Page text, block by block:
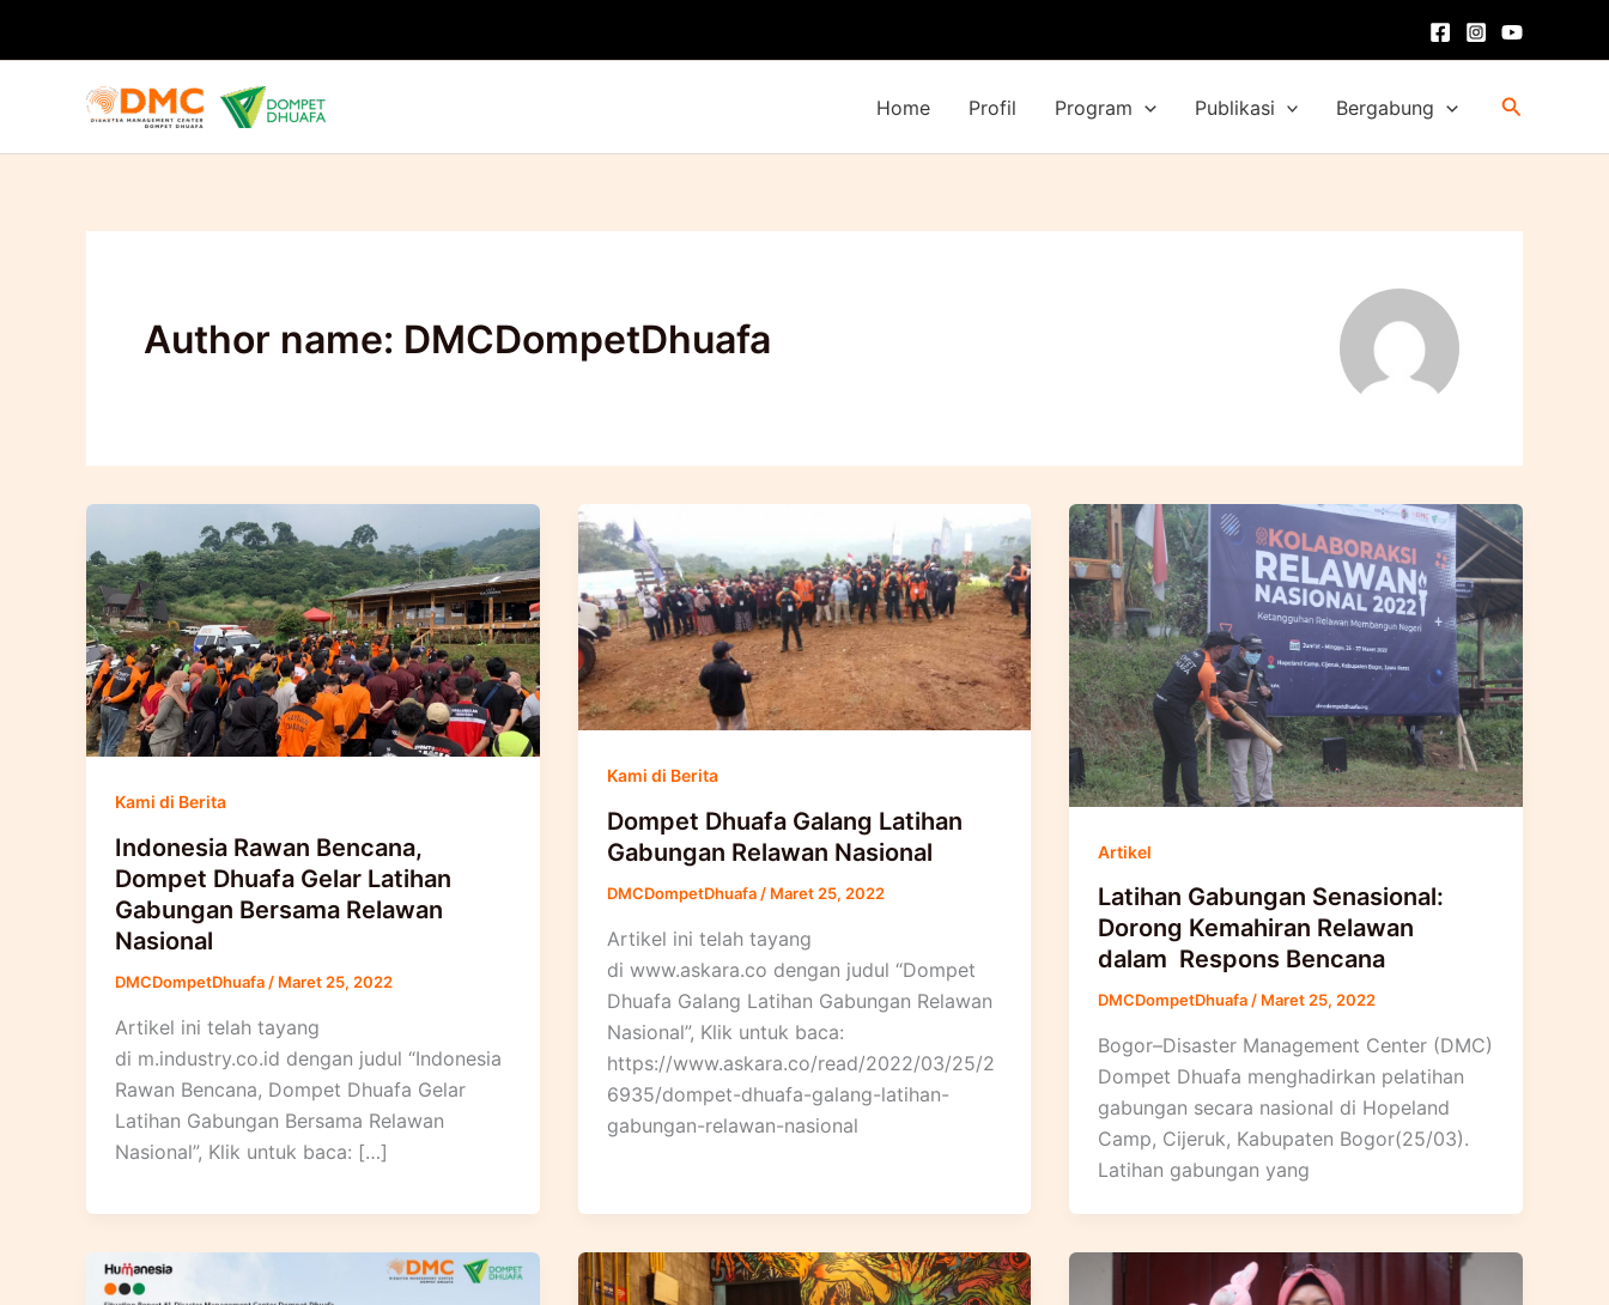
Home
Profil Program Publikasi Bergabung Cari
Author name: DMCDompetDhuafa
Kami di Berita
Indonesia Rawan Bencana,
Dompet Dhuafa Gelar Latihan
Gabungan Bersama Relawan
Nasional
DMCDompetDhuafa / Maret 25, 2022
Artikel ini telah tayang
di m.industry.co.id dengan judul “Indonesia
Rawan Bencana, Dompet Dhuafa Gelar
Latihan Gabungan Bersama Relawan
Nasional”, Klik untuk baca: […]
Kami di Berita
Dompet Dhuafa Galang Latihan
Gabungan Relawan Nasional
DMCDompetDhuafa / Maret 25, 2022
Artikel ini telah tayang
di www.askara.co dengan judul “Dompet
Dhuafa Galang Latihan Gabungan Relawan
Nasional”, Klik untuk baca:
https://www.askara.co/read/2022/03/25/2
6935/dompet-dhuafa-galang-latihan-
gabungan-relawan-nasional
Artikel
Latihan Gabungan Senasional:
Dorong Kemahiran Relawan
dalam Respons Bencana
DMCDompetDhuafa/ Maret 25, 2022
Bogor–Disaster Management Center (DMC)
Dompet Dhuafa menghadirkan pelatihan
gabungan secara nasional di Hopeland
Camp, Cijeruk, Kabupaten Bogor(25/03).
Latihan gabungan yang